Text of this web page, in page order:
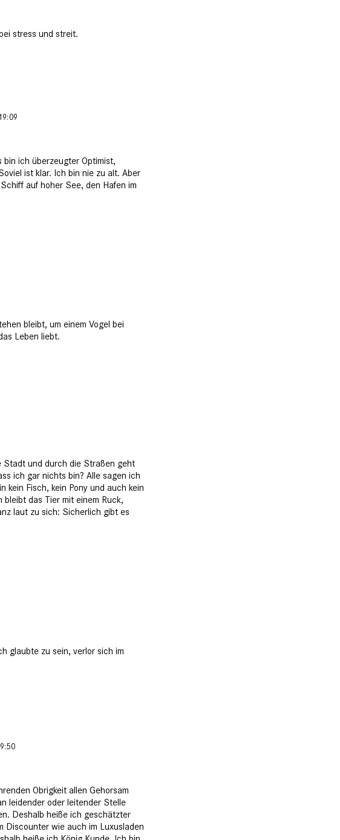
stress und streit.
ich überzeugter Optimist,
ist klar. Ich bin nie zu alt. Aber
auf hoher See, den Hafen im
bleibt, um einem Vogel bei
Leben liebt.
Stadt und durch die Straßen geht
ich gar nichts bin? Alle sagen ich
kein Fisch, kein Pony und auch kein
das Tier mit einem Ruck,
laut zu sich: Sicherlich gibt es
glaubte zu sein, verlor sich im
Obrigkeit allen Gehorsam
leidender oder leitender Stelle
Deshalb heiße ich geschätzter
Discounter wie auch im Luxusladen